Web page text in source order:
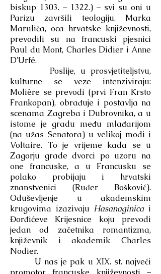
biskup 1303. – 1322.) – svi su oni u
Parizu završili teologiju. Marka
Marulića, oca hrvatske književnosti,
prevodili su na francuski pjesnici
Paul du Mont, Charles Didier i Anne
D'Urfé.
Poslije, u prosvjetiteljstvu,
kulturne se veze intenziviraju:
Molière se prevodi (prvi Fran Krsto
Frankopan), obrađuje i postavlja na
scenama Zagreba i Dubrovnika, a u
istome je gradu među mlađarijom
(na užas Senatora) u velikoj modi i
Voltaire. To je vrijeme kada se u
Zagorju grade dvorci po uzoru na
one francuske, a u Francusku se
polako probijaju i hrvatski
znanstvenici (Ruđer Bošković).
Oduševljenje u akademskim
krugovima izazivaju Hasanaginicai
Đorđićeve Krijesnice koju prevodi
jedan od začetnika romantizma,
književnik i akademik Charles
Nodier.
U nas je pak u XIX. st. najveći